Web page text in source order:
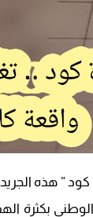
” هذه
بكثرة